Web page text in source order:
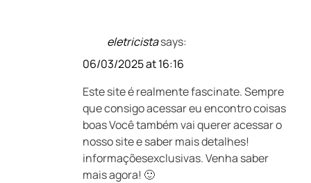
eletricistasays:
06/03/2025 at 16:16
Este site é realmente fascinate. Sempre
que consigo acessar eu encontro coisas
boas Você também vai querer acessar o
nosso site e saber mais detalhes!
informaçõesexclusivas. Venha saber
mais agora! 🙂